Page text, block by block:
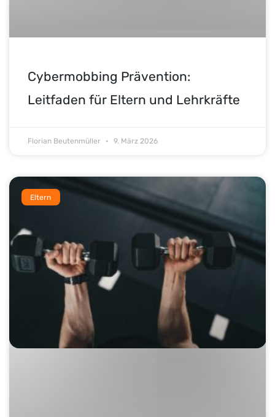
Cybermobbing Prävention:
Leitfaden für Eltern und Lehrkräfte
Florian Beutenmüller 9. März 2026
Eltern